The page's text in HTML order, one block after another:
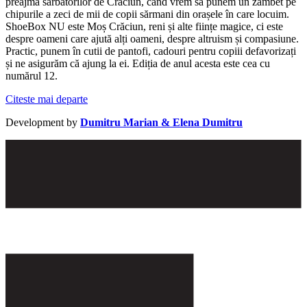
chipurile a zeci de mii de copii sărmani din orașele în care locuim.
ShoeBox NU este Moș Crăciun, reni și alte ființe magice, ci este
despre oameni care ajută alți oameni, despre altruism și compasiune.
Practic, punem în cutii de pantofi, cadouri pentru copiii defavorizați
și ne asigurăm că ajung la ei. Ediția de anul acesta este cea cu
numărul 12.
Citeste mai departe
Development by Dumitru Marian & Elena Dumitru